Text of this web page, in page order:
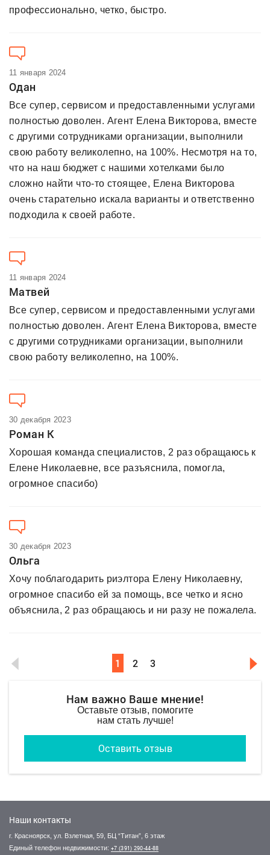
профессионально, четко, быстро.
11 января 2024
Одан
Все супер, сервисом и предоставленными услугами
полностью доволен. Агент Елена Викторова, вместе
с другими сотрудниками организации, выполнили
свою работу великолепно, на 100%. Несмотря на то,
что на наш бюджет с нашими хотелками было
сложно найти что-то стоящее, Елена Викторова
очень старательно искала варианты и ответственно
подходила к своей работе.
11 января 2024
Матвей
Все супер, сервисом и предоставленными услугами
полностью доволен. Агент Елена Викторова, вместе
с другими сотрудниками организации, выполнили
свою работу великолепно, на 100%.
30 декабря 2023
Роман К
Хорошая команда специалистов, 2 раз обращаюсь к
Елене Николаевне, все разъяснила, помогла,
огромное спасибо)
30 декабря 2023
Ольга
Хочу поблагодарить риэлтора Елену Николаевну,
огромное спасибо ей за помощь, все четко и ясно
объяснила, 2 раз обращаюсь и ни разу не пожалела.
1 2 3
Нам важно Ваше мнение!
Оставьте отзыв, помогите
нам стать лучше!
Оставить отзыв
Наши контакты
г. Красноярск, ул. Взлетная, 59, БЦ “Титан”, 6 этаж
Единый телефон недвижимости: +7 (391) 290-44-88